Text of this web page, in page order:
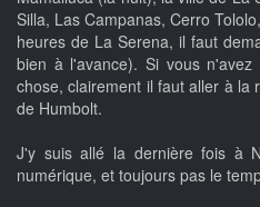
Silla, Las Campanas, Cerro
heures de La Serena, il faut
bien à l'avance). Si vous
chose, clairement il faut aller à la
de Humbolt.
J'y suis allé la dernière fois à
numérique, et toujours pas le